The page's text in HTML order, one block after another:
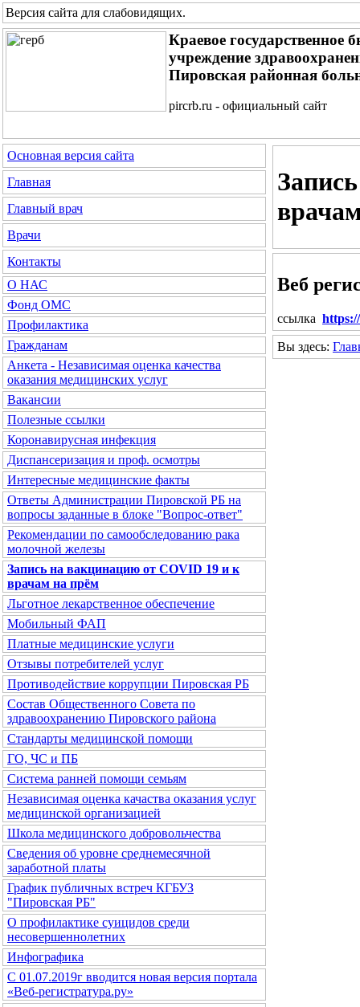
Версия сайта для слабовидящих.
Краевое государственное
учреждение
Пировская районная
pircrb.ru - официальный сайт
Основная версия сайта
Главная
Главный врач
Врачи
Контакты
О НАС
Фонд ОМС
Профилактика
Гражданам
Анкета - Независимая оценка качества
оказания медицинских услуг
Вакансии
Полезные ссылки
Коронавирусная инфекция
Диспансеризация и проф. осмотры
Интересные медицинские факты
Ответы Администрации Пировской РБ на
вопросы заданные в блоке "Вопрос-ответ"
Рекомендации по самообследованию рака
молочной железы
Запись на вакцинацию от COVID 19 и к
врачам на прём
Льготное лекарственное обеспечение
Мобильный ФАП
Платные медицинские услуги
Отзывы потребителей услуг
Противодействие коррупции Пировская РБ
Состав Общественного Совета по
здравоохранению Пировского района
Стандарты медицинской помощи
ГО, ЧС и ПБ
Система ранней помощи семьям
Независимая оценка качаства оказания услуг
медицинской организацией
Школа медицинского добровольчества
Сведения об уровне среднемесячной
заработной платы
График публичных встреч КГБУЗ
"Пировская РБ"
О профилактике суицидов среди
несовершеннолетних
Инфографика
С 01.07.2019г вводится новая версия портала
«Веб-регистратура.ру»
Веб
ссылка
Вы здесь: